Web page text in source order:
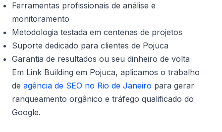
Ferramentas profissionais de análise e
monitoramento
Metodologia testada em centenas de projetos
Suporte dedicado para clientes de Pojuca
Garantia de resultados ou seu dinheiro de volta
Em Link Building em Pojuca, aplicamos o trabalho
de agência de SEO no Rio de Janeiro para gerar
ranqueamento orgânico e tráfego qualificado do
Google.